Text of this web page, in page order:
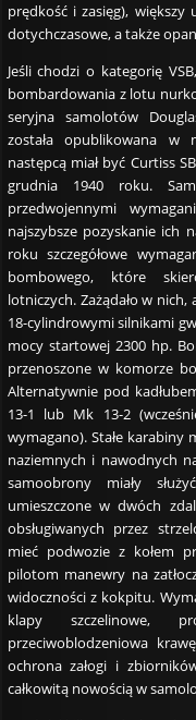
prędkość i zasięg), większy
dotychczasowe, a także
Jeśli chodzi o kategorię
bombardowania z lotu
seryjna samolotów
została opublikowana w
następcą miał być Curtiss
grudnia 1940 roku.
przedwojennymi
najszybsze pozyskanie ich
roku szczegółowe
bombowego, które
lotniczych. Zażądało w
18-cylindrowymi silnikami
mocy startowej 2300 hp.
przenoszone w komorze
Alternatywnie pod
13-1 lub Mk 13-2
wymagano). Stałe karabiny
naziemnych i nawodnych
samoobrony miały
umieszczone w dwóch
obsługiwanych przez
mieć podwozie z kołem
pilotom manewry na
widoczności z kokpitu.
klapy szczelinowe,
przeciwoblodzeniowa
ochrona załogi i
całkowitą nowością w